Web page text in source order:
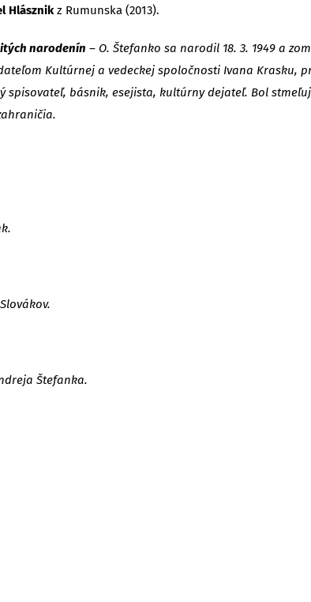
Hlásznik z Rumunska (2013).
narodenín – O. Štefanko sa narodil 18. 3. 1949 a
Kultúrnej a vedeckej spoločnosti Ivana Krasku,
spisovateľ, básnik, esejista, kultúrny dejateľ. Bol
Štefanka.